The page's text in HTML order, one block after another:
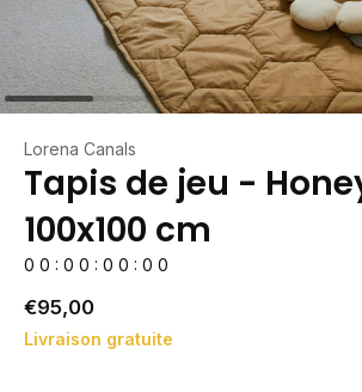
Lorena Canals
Tapis de jeu -
100x100 cm
0 0 : 0 0 : 0 0 : 0 0
€95,00
Livraison gratuite